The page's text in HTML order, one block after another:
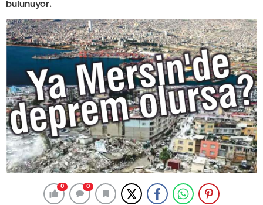
bulunuyor.
0 0